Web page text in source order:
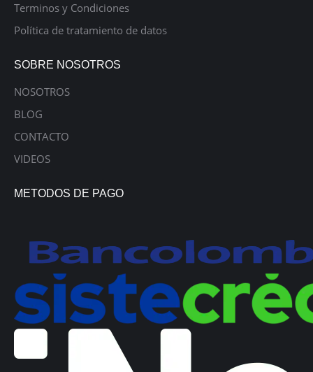
Terminos y Condiciones
Política de tratamiento de datos
SOBRE NOSOTROS
NOSOTROS
BLOG
CONTACTO
VIDEOS
METODOS DE PAGO